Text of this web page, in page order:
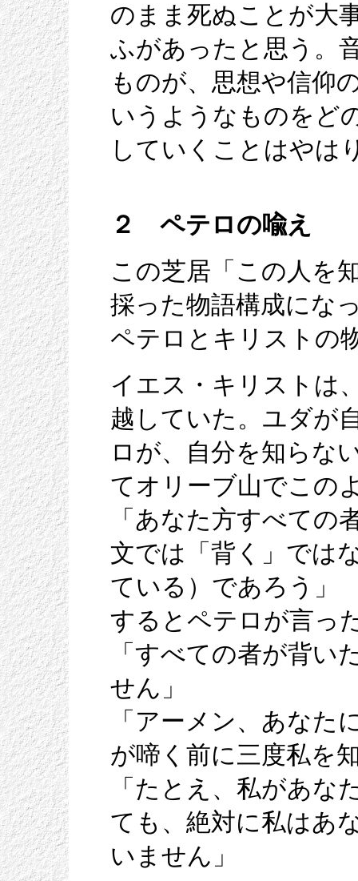
のまま死ぬことが大
ふがあったと思う。
ものが、思想や信仰
いうようなものをど
していくことはやは
２ ペテロの喩え
この芝居「この人を
採った物語構成にな
ペテロとキリストの
イエス・キリストは
越していた。ユダが
ロが、自分を知らな
てオリーブ山でこの
「あなた方すべての
文では「背く」では
ている）であろう」
するとペテロが言っ
「すべての者が背い
せん」
「アーメン、あなた
が啼く前に三度私を
「たとえ、私があな
ても、絶対に私はあ
いません」